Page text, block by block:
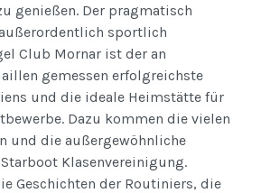
genießen. Der pragmatisch
sportlich
Club Mornar ist der an
gemessen erfolgreichste
und die ideale Heimstätte für
Dazu kommen die vielen
und die außergewöhnliche
Klasenvereinigung.
Geschichten der Routiniers, die